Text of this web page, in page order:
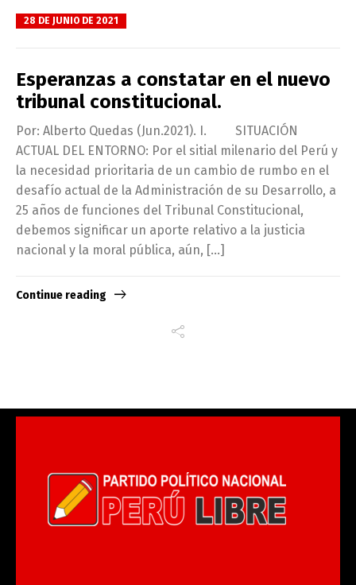
28 DE JUNIO DE 2021
Esperanzas a constatar en el nuevo
tribunal constitucional.
Por: Alberto Quedas (Jun.2021). I. SITUACIÓN
ACTUAL DEL ENTORNO: Por el sitial milenario del Perú y
la necesidad prioritaria de un cambio de rumbo en el
desafío actual de la Administración de su Desarrollo, a
25 años de funciones del Tribunal Constitucional,
debemos significar un aporte relativo a la justicia
nacional y la moral pública, aún, […]
Continue reading